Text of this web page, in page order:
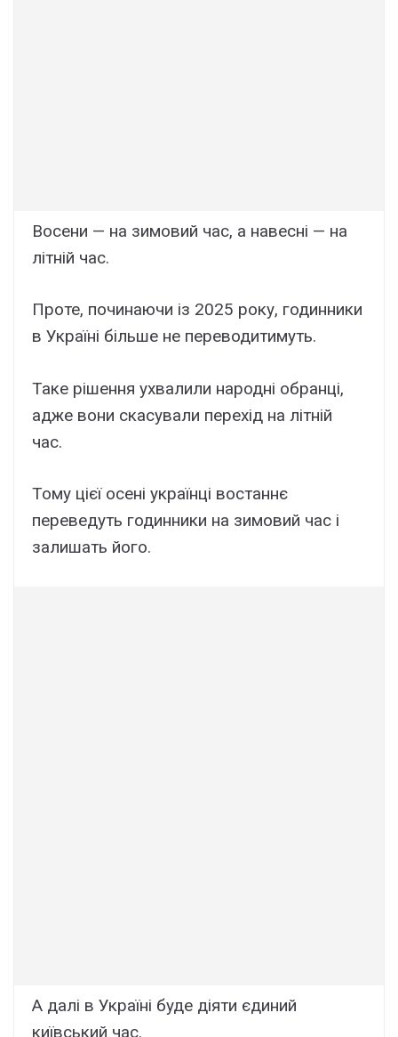
Восени — на зимовий час, а навесні — на
літній час.
Проте, починаючи із 2025 року, годинники
в Україні більше не переводитимуть.
Таке рішення ухвалили народні обранці,
адже вони скасували перехід на літній
час.
Тому цієї осені українці востаннє
переведуть годинники на зимовий час і
залишать його.
А далі в Україні буде діяти єдиний
київський час.